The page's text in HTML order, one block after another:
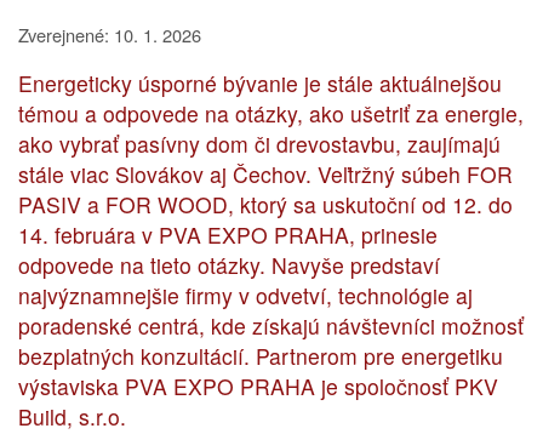
Zverejnené: 10. 1. 2026
Energeticky úsporné bývanie je stále aktuálnejšou
témou a odpovede na otázky, ako ušetriť za energie,
ako vybrať pasívny dom či drevostavbu, zaujímajú
stále viac Slovákov aj Čechov. Veľtržný súbeh FOR
PASIV a FOR WOOD, ktorý sa uskutoční od 12. do
14. februára v PVA EXPO PRAHA, prinesie
odpovede na tieto otázky. Navyše predstaví
najvýznamnejšie firmy v odvetví, technológie aj
poradenské centrá, kde získajú návštevníci možnosť
bezplatných konzultácií. Partnerom pre energetiku
výstaviska PVA EXPO PRAHA je spoločnosť PKV
Build, s.r.o.